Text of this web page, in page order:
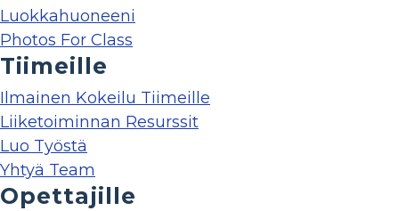
Luokkahuoneeni
Photos For Class
Tiimeille
Ilmainen Kokeilu Tiimeille
Liiketoiminnan Resurssit
Luo Työstä
Yhtyä Team
Opettajille